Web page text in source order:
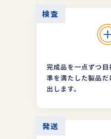
検査
完成品を一点ずつ
準を満たした製品
出します。
発送